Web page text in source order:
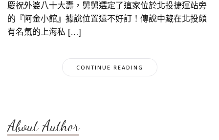
慶祝外婆八十大壽，舅舅選定了這家位於北投捷運站旁
的『阿金小館』據說位置還不好訂！傳說中藏在北投頗
有名氣的上海私 […]
CONTINUE READING
About Author